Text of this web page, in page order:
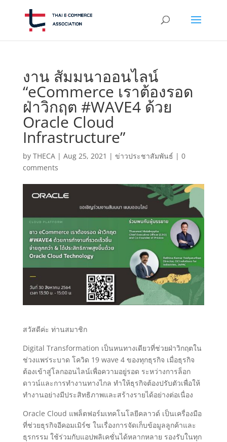
งาน สัมมนาออนไลน์
“eCommerce เราต้องรอด
ฝ่าวิกฤต #WAVE4 ด้วย
Oracle Cloud
Infrastructure”
by THECA| Aug 25, 2021 | ข่าวประชาสัมพันธ์ | 0
comments
สวัสดีค่ะ ท่านสมาชิก
Digital Transformation เป็นหนทางเดียวที่ช่วยฝ่าวิกฤตใน
ช่วงแพร่ระบาด โควิด 19 wave 4 ของทุกธุรกิจ เมื่อธุรกิจ
ต้องเข้าสู่โลกออนไลน์เพื่อความอยู่รอด ระหว่างการล็อก
ดาวน์และการทำงานทางไกล ทำให้ธุรกิจต้องปรับตัวเพื่อให้
ทำงานอย่างมีประสิทธิภาพและสร้างรายได้อย่างต่อเนื่อง
Oracle Cloud แพล็ตฟอร์มเทคโนโลยีคลาวด์ เป็นเครื่องมือ
ที่ช่วยธุรกิจอีคอมเมิร์ซ ในเรื่องการจัดเก็บข้อมูลลูกค้าและ
ธุรกรรม ใช้ร่วมกับแอปพลิเคชั่นได้หลากหลาย รองรับในทุก